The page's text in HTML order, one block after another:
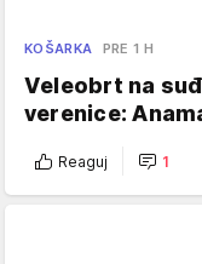
KOŠARKA PRE 1 H
Veleobrt na
verenice:
Reaguj 1